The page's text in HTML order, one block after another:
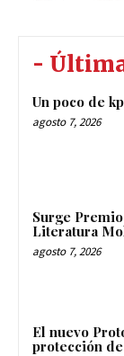
-
Un poco de
agosto 7, 2026
Surge
Literatura
agosto 7, 2026
El nuevo
protección